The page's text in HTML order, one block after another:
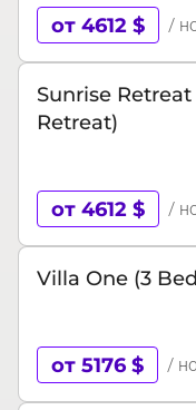
от 4612 $ /
Sunrise
Retreat)
от 4612 $ /
Villa One (3
от 5176 $ /